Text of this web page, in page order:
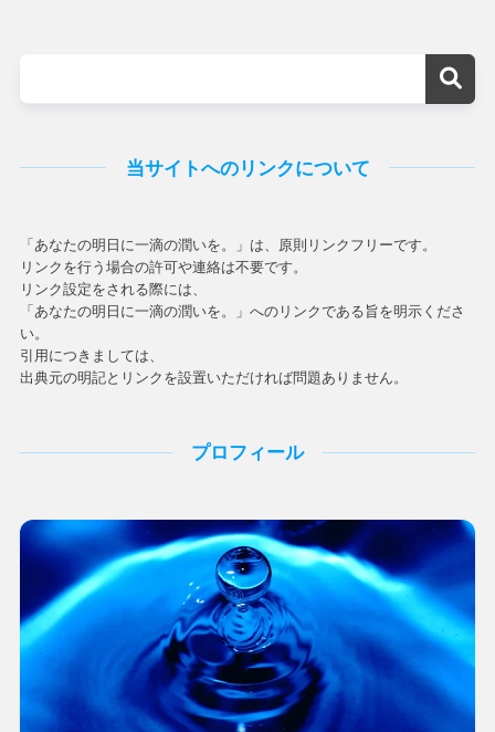
当サイトへのリンクについて
「あなたの明日に一滴の潤いを。」は、原則リンクフリーです。
リンクを行う場合の許可や連絡は不要です。
リンク設定をされる際には、
「あなたの明日に一滴の潤いを。」へのリンクである旨を明示くださ
い。
引用につきましては、
出典元の明記とリンクを設置いただければ問題ありません。
プロフィール